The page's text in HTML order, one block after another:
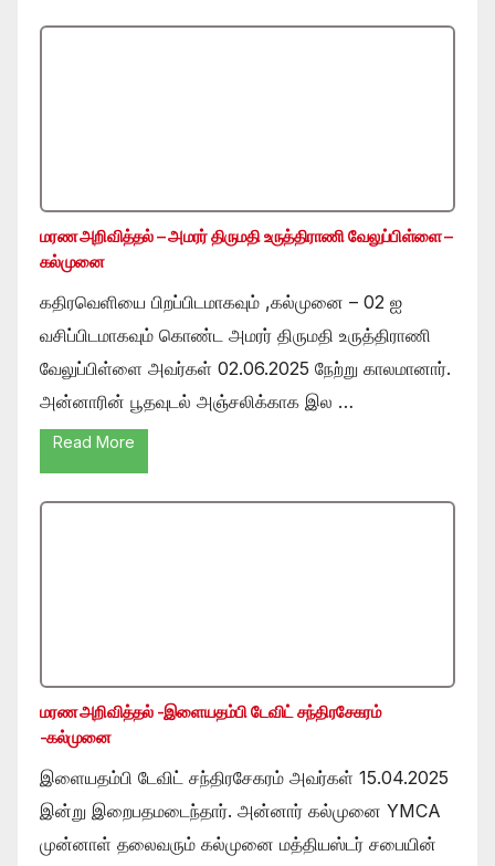
மரண அறிவித்தல் – அமரர் திருமதி உருத்திராணி வேலுப்பிள்ளை –
கல்முனை
கதிரவெளியை பிறப்பிடமாகவும் ,கல்முனை – 02 ஐ
வசிப்பிடமாகவும் கொண்ட அமரர் திருமதி உருத்திராணி
வேலுப்பிள்ளை அவர்கள் 02.06.2025 நேற்று காலமானார்.
அன்னாரின் பூதவுடல் அஞ்சலிக்காக இல …
Read More
மரண அறிவித்தல் -இளையதம்பி டேவிட் சந்திரசேகரம்
-கல்முனை
இளையதம்பி டேவிட் சந்திரசேகரம் அவர்கள் 15.04.2025
இன்று இறைபதமடைந்தார். அன்னார் கல்முனை YMCA
முன்னாள் தலைவரும் கல்முனை மத்தியஸ்டர் சபையின்